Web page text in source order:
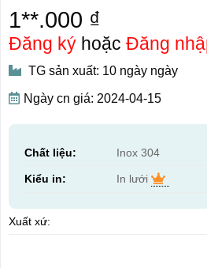
1**.000 ₫
Đăng kýhoặc Đăng
TG sản xuất: 10 ngày ngày
Ngày cn giá: 2024-04-15
Chất liệu: Inox 304
Kiểu in: In lưới
Xuất xứ: